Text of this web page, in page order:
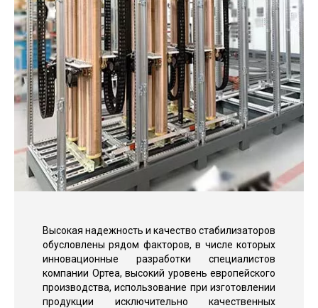
Высокая надежность и качество стабилизаторов
обусловлены рядом факторов, в числе которых
инновационные разработки специалистов
компании Ортеа, высокий уровень европейского
производства, использование при изготовлении
продукции исключительно качественных